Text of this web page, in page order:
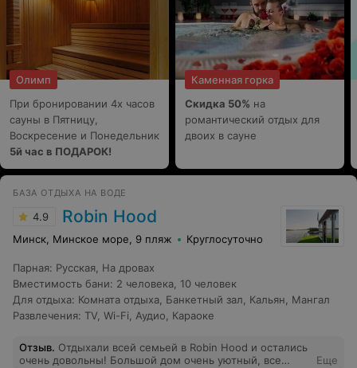
Олимп
При бронировании 4х часов
сауны в Пятницу,
Воскресение и Понедельник
5й час в ПОДАРОК!
Каменная горка
Скидка 50% на
романтический отдых для
двоих в сауне
БАЗА ОТДЫХА НА ВОДЕ
4.9 Robin Hood
Минск, Минское море, 9 пляж Круглосуточно
Парная: Русская, На дровах
Вместимость бани: 2 человека, 10 человек
Для отдыха: Комната отдыха, Банкетный зал, Кальян, Мангал
Развлечения: TV, Wi-Fi, Аудио, Караоке
Отзыв. Отдыхали всей семьей в Robin Hood и остались
очень довольны! Большой дом очень уютный, все
Еще